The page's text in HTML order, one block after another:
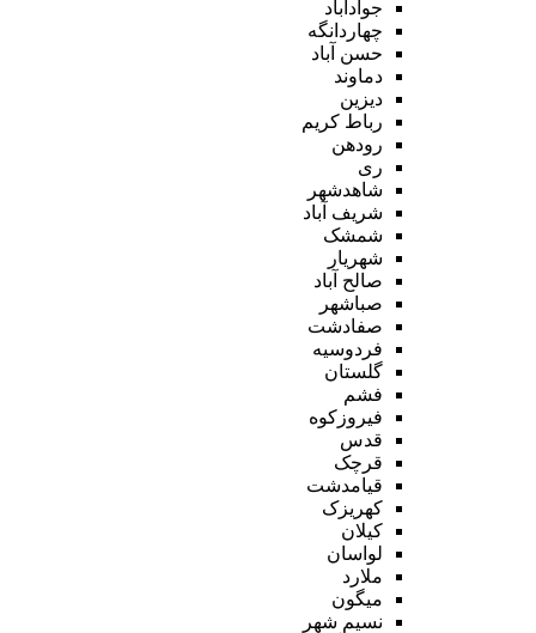
جوادآباد
چهاردانگه
حسن آباد
دماوند
دیزین
رباط کریم
رودهن
ری
شاهدشهر
شریف آباد
شمشک
شهریار
صالح آباد
صباشهر
صفادشت
فردوسیه
گلستان
فشم
فیروزکوه
قدس
قرچک
قیامدشت
کهریزک
کیلان
لواسان
ملارد
میگون
نسیم شهر